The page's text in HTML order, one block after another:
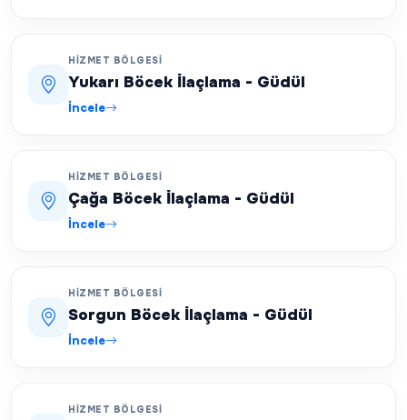
HIZMET BÖLGESI
Yukarı Böcek İlaçlama - Güdül
İncele
HIZMET BÖLGESI
Çağa Böcek İlaçlama - Güdül
İncele
HIZMET BÖLGESI
Sorgun Böcek İlaçlama - Güdül
İncele
HIZMET BÖLGESI